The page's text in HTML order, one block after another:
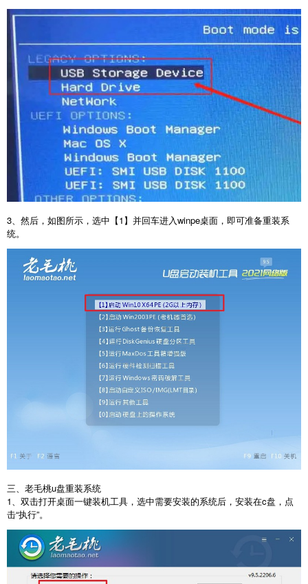
3、然后，如图所示，选中【1】并回车进入winpe桌面，即可准备重装系
统。
三、老毛桃u盘重装系统
1、双击打开桌面一键装机工具，选中需要安装的系统后，安装在c盘，点
击“执行”。